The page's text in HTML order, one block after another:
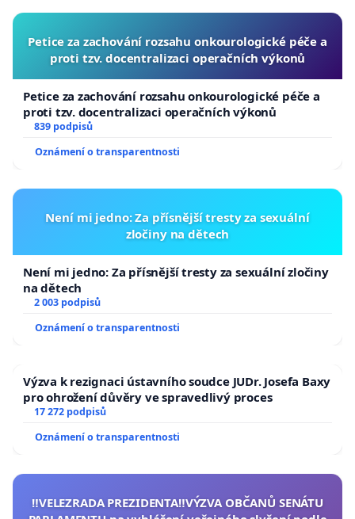
Petice za zachování rozsahu onkourologické péče a
proti tzv. docentralizaci operačních výkonů
Petice za zachování rozsahu onkourologické péče a
proti tzv. docentralizaci operačních výkonů
839 podpisů
Oznámení o transparentnosti
Není mi jedno: Za přísnější tresty za sexuální
zločiny na dětech
Není mi jedno: Za přísnější tresty za sexuální zločiny
na dětech
2 003 podpisů
Oznámení o transparentnosti
Výzva k rezignaci ústavního soudce JUDr. Josefa Baxy
pro ohrožení důvěry ve spravedlivý proces
17 272 podpisů
Oznámení o transparentnosti
‼️VELEZRADA PREZIDENTA‼️VÝZVA OBČANŮ SENÁTU